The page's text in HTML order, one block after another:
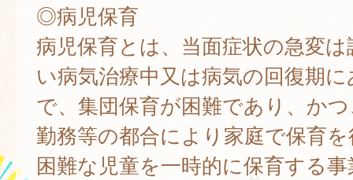
◎病児保育
病児保育とは、当面症状の急変
い病気治療中又は病気の回復期
で、集団保育が困難であり、か
勤務等の都合により家庭で保育
困難な児童を一時的に保育する